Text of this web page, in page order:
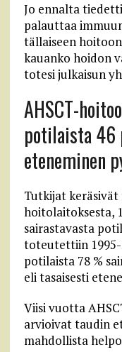
Jo ennalta
palauttaa
tällaiseen
kauanko hoidon
totesi julkaisun
AHSCT-
potilaista 46
eteneminen
Tutkijat
hoitolaitoksesta,
sairastavasta
toteutettiin 1995-
potilaista 78 %
eli tasaisesti
Viisi vuotta
arvioivat taudin
mahdollista